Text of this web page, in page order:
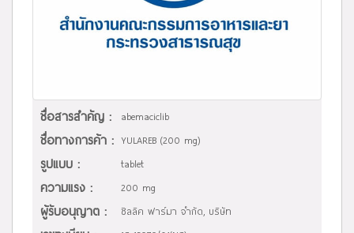
ชื่อสารสำคัญ : abemaciclib
ชื่อทางการค้า : YULAREB (200 mg)
รูปแบบ : tablet
ความแรง : 200 mg
ผู้รับอนุญาต : ซิลลิค ฟาร์มา จำกัด, บริษัท